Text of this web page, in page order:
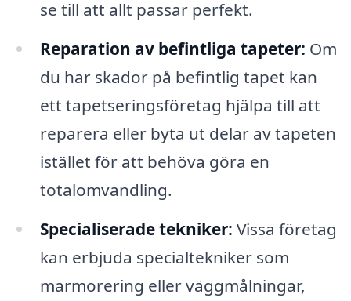
se till att allt passar perfekt.
Reparation av befintliga tapeter: Om
du har skador på befintlig tapet kan
ett tapetseringsföretag hjälpa till att
reparera eller byta ut delar av tapeten
istället för att behöva göra en
totalomvandling.
Specialiserade tekniker: Vissa företag
kan erbjuda specialtekniker som
marmorering eller väggmålningar,